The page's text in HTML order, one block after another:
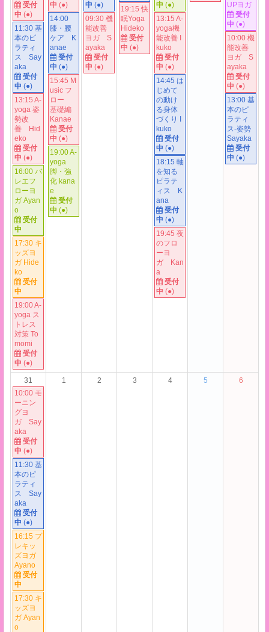
受付
中 (●)
11:30 基
本のピ
ラティ
ス Say
aka
受付
中 (●)
13:15 A-
yoga 姿
勢改
善 Hid
eko
受付
中 (●)
16:00 バ
レエフ
ローヨ
ガ Ayan
o
受付
中
17:30 キ
ッズヨ
ガ Hide
ko
受付
中
19:00 A-
yoga ス
トレス
対策 To
momi
受付
中 (●)
中 (●)
14:00
膝・腰
ケア K
anae
受付
中 (●)
15:45 M
usic フ
ロー
基礎編
Kanae
受付
中 (●)
19:00 A-
yoga
脚・強
化 kana
e
受付
中 (●)
中 (●)
09:30 機
能改善
ヨガ S
ayaka
受付
中 (●)
19:15 快
眠Yoga
Hideko
受付
中 (●)
中 (●)
13:15 A-
yoga機
能改善 I
kuko
受付
中 (●)
14:45 は
じめて
の動け
る身体
づくり I
kuko
受付
中 (●)
18:15 軸
を知る
ピラテ
ィス K
ana
受付
中 (●)
19:45 夜
のフロ
ーヨ
ガ Kan
a
受付
中 (●)
UPヨガ
受付
中 (●)
10:00 機
能改善
ヨガ S
ayaka
受付
中 (●)
13:00 基
本のピ
ラティ
ス-姿勢
Sayaka
受付
中 (●)
31
10:00 モ
ーニン
グヨ
ガ Say
aka
受付
中 (●)
11:30 基
本のピ
ラティ
ス Say
aka
受付
中 (●)
16:15 プ
レキッ
ズヨガ
Ayano
受付
中
17:30 キ
ッズヨ
ガ Ayan
o
1 2 3 4 5 6